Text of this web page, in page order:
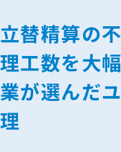
立替精算の
理工数を大
業が選んだ
理